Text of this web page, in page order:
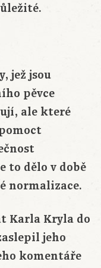
jež jsou
pěvce
ale které
to dělo v době
normalizace.
Karla Kryla do
jeho
komentáře